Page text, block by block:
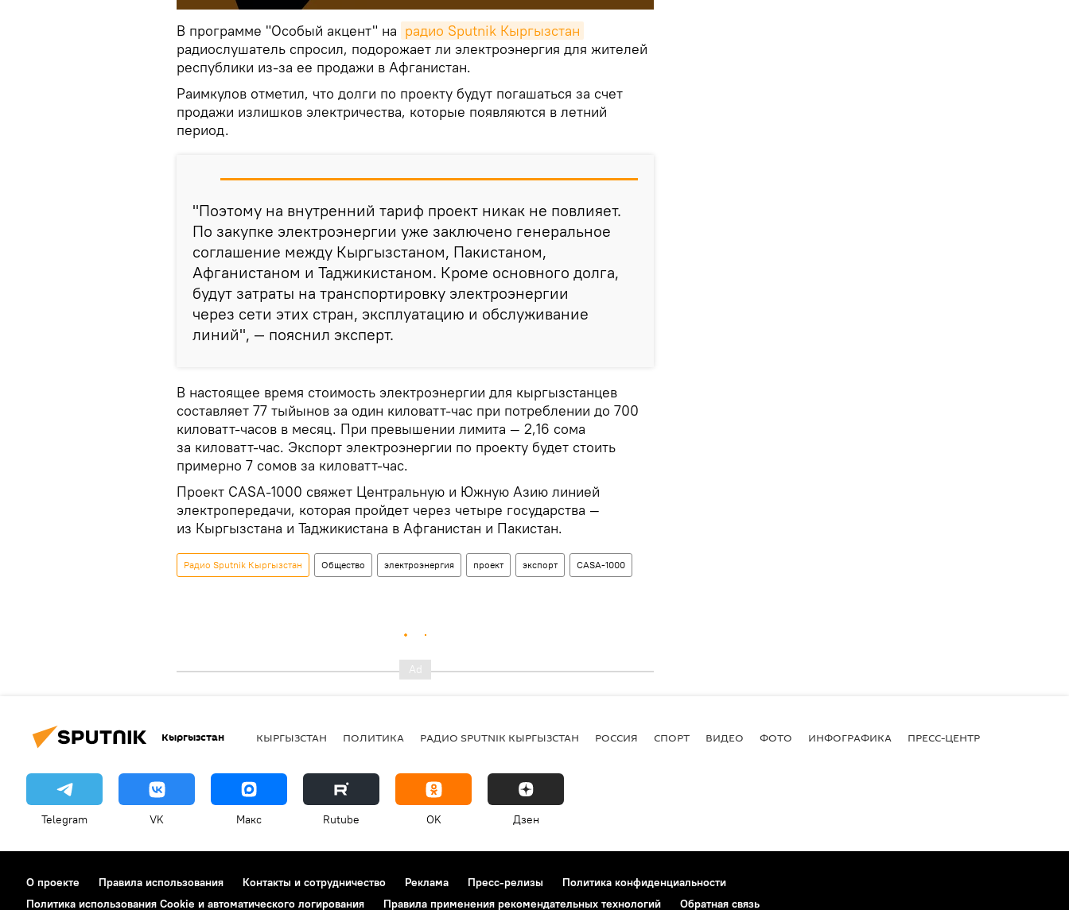
В программе "Особый акцент" на радио Sputnik Кыргызстан
радиослушатель спросил, подорожает ли электроэнергия для жителей
республики из-за ее продажи в Афганистан.
Раимкулов отметил, что долги по проекту будут погашаться за счет
продажи излишков электричества, которые появляются в летний
период.
"Поэтому на внутренний тариф проект никак не повлияет.
По закупке электроэнергии уже заключено генеральное
соглашение между Кыргызстаном, Пакистаном,
Афганистаном и Таджикистаном. Кроме основного долга,
будут затраты на транспортировку электроэнергии
через сети этих стран, эксплуатацию и обслуживание
линий", — пояснил эксперт.
В настоящее время стоимость электроэнергии для кыргызстанцев
составляет 77 тыйынов за один киловатт-час при потреблении до 700
киловатт-часов в месяц. При превышении лимита — 2,16 сома
за киловатт-час. Экспорт электроэнергии по проекту будет стоить
примерно 7 сомов за киловатт-час.
Проект CASA-1000 свяжет Центральную и Южную Азию линией
электропередачи, которая пройдет через четыре государства —
из Кыргызстана и Таджикистана в Афганистан и Пакистан.
Радио Sputnik Кыргызстан Общество электроэнергия проект экспорт CASA-1000
Кыргызстан КЫРГЫЗСТАН ПОЛИТИКА РАДИО SPUTNIK КЫРГЫЗСТАН РОССИЯ СПОРТ ВИДЕО ФОТО ИНФОГРАФИКА ПРЕСС-ЦЕНТР
Telegram VK Макс Rutube OK Дзен
О проекте Правила использования Контакты и сотрудничество Реклама Пресс-релизы
Политика конфиденциальности
Политика использования Cookie и автоматического логирования
Правила применения рекомендательных технологий Обратная связь